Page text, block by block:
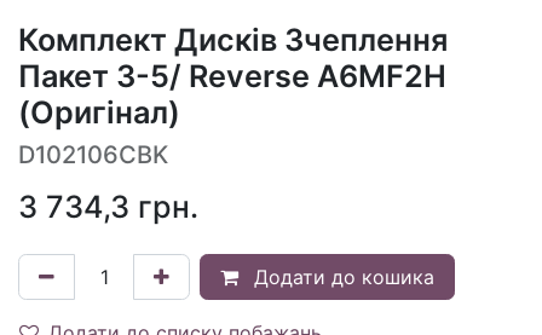
Комплект Дисків Зчеплення
Пакет 3-5/ Reverse A6MF2H
(Оригінал)
D102106CBK
3 734,3 грн.
Додати до кошика